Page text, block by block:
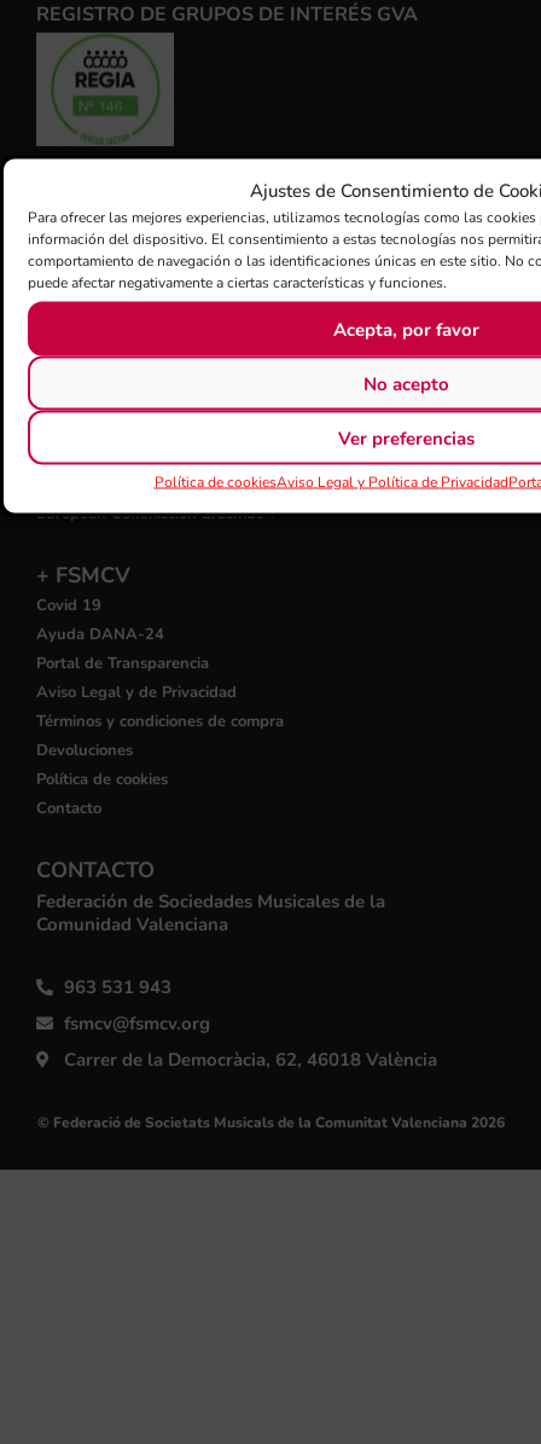
Ajustes de Consentimiento de
Para ofrecer las mejores experiencias, utilizamos tecnologías como las cookies
información del dispositivo. El consentimiento a estas tecnologías nos
comportamiento de navegación o las identificaciones únicas en este sitio. No
puede afectar negativamente a ciertas características y funciones.
Acepta, por favor
No acepto
Ver preferencias
Política de cookiesAviso Legal y Política de Privacidad
REGISTRO DE GRUPOS DE INTERÉS GVA
CERTIFICACIÓN CALIDAD ISO-9001
ENLACES DE INTERÉS
Auditori i Palau de Congressos de Castelló
Palau de la Música València
Palau de Les Arts - Reina Sofía
European Commission Erasmus +
+ FSMCV
Covid 19
Ayuda DANA-24
Portal de Transparencia
Aviso Legal y de Privacidad
Términos y condiciones de compra
Devoluciones
Política de cookies
Contacto
CONTACTO
Federación de Sociedades Musicales de la
Comunidad Valenciana
963 531 943
fsmcv@fsmcv.org
Carrer de la Democràcia, 62, 46018 València
© Federació de Societats Musicals de la Comunitat Valenciana 2026